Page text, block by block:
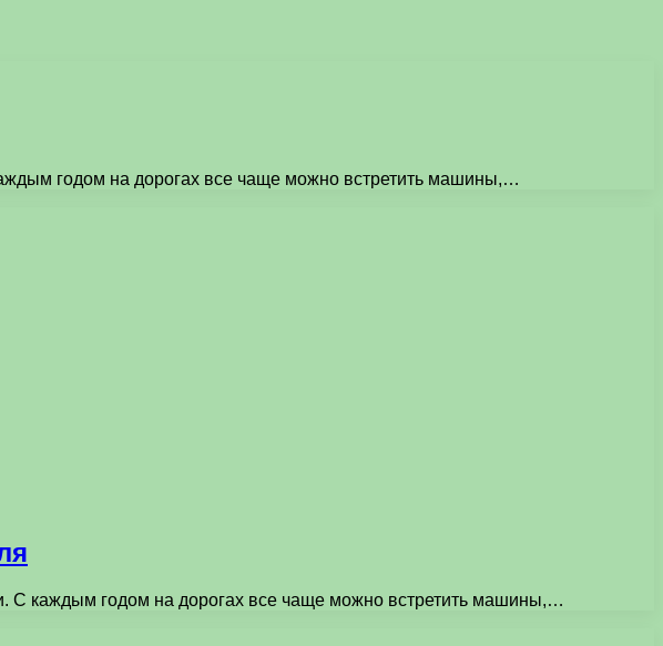
годом на дорогах все чаще можно встретить машины,…
С каждым годом на дорогах все чаще можно встретить машины,…